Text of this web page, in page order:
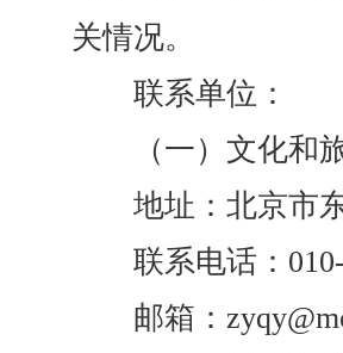
关情况。
联系单位：
（一）文化和旅
地址：北京市东
联系电话：010-
邮箱：